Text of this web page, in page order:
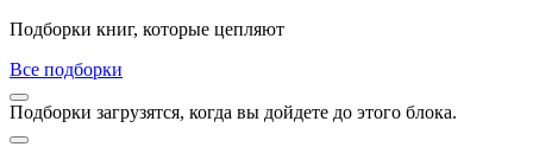
Подборки книг, которые цепляют
Все подборки
Подборки загрузятся, когда вы дойдете до этого блока.